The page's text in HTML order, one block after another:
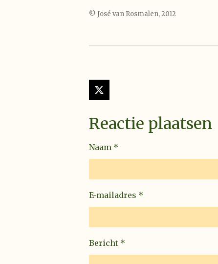
© José van Rosmalen, 2012
X
Reactie plaatsen
Naam *
E-mailadres *
Bericht *